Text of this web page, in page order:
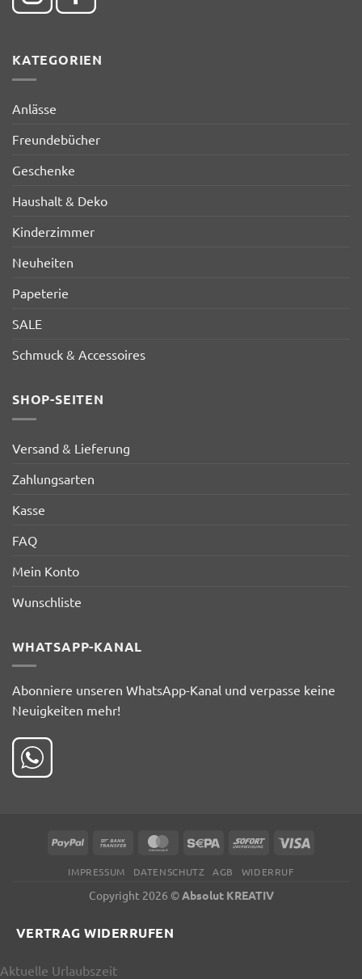
KATEGORIEN
Anlässe
Freundebücher
Geschenke
Haushalt & Deko
Kinderzimmer
Neuheiten
Papeterie
SALE
Schmuck & Accessoires
SHOP-SEITEN
Versand & Lieferung
Zahlungsarten
Kasse
FAQ
Mein Konto
Wunschliste
WHATSAPP-KANAL
Abonniere unseren WhatsApp-Kanal und verpasse keine
Neuigkeiten mehr!
PayPal
Bank
MasterCardSepa Sofort
IMPRESSUM DATENSCHUTZ AGB WIDERRUF
Copyright 2026 ©Absolut KREATIV
VERTRAG WIDERRUFEN
Aktuelle Urlaubszeit